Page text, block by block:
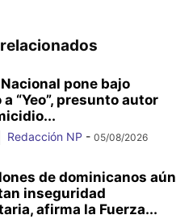
pone bajo
“Yeo”, presunto autor
Redacción NP - 05/08/2026
de dominicanos aún
inseguridad
afirma la Fuerza...